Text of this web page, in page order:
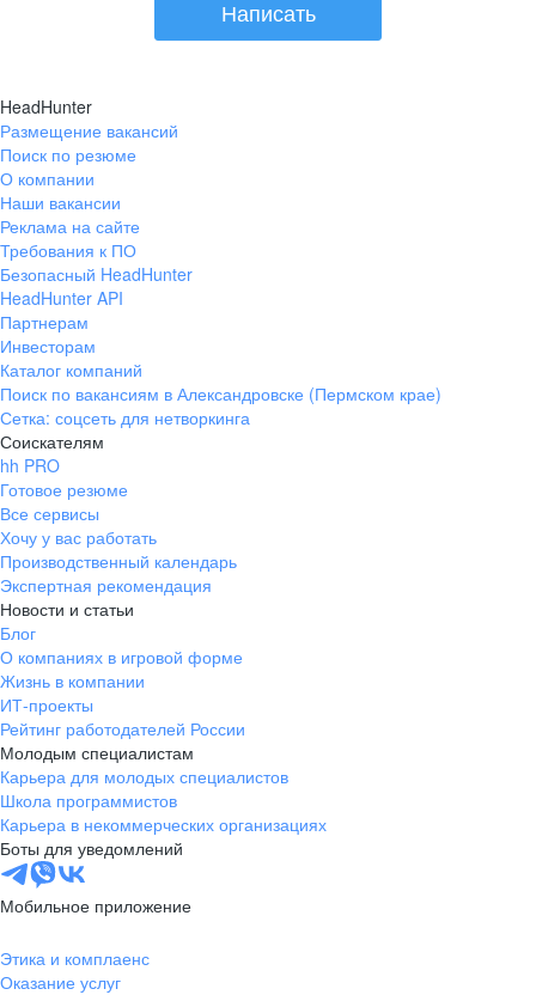
Написать
HeadHunter
Размещение вакансий
Поиск по резюме
О компании
Наши вакансии
Реклама на сайте
Требования к ПО
Безопасный HeadHunter
HeadHunter API
Партнерам
Инвесторам
Каталог компаний
Поиск по вакансиям в Александровске (Пермском крае)
Сетка: соцсеть для нетворкинга
Соискателям
hh PRO
Готовое резюме
Все сервисы
Хочу у вас работать
Производственный календарь
Экспертная рекомендация
Новости и статьи
Блог
О компаниях в игровой форме
Жизнь в компании
ИТ-проекты
Рейтинг работодателей России
Молодым специалистам
Карьера для молодых специалистов
Школа программистов
Карьера в некоммерческих организациях
Боты для уведомлений
Мобильное приложение
Этика и комплаенс
Оказание услуг